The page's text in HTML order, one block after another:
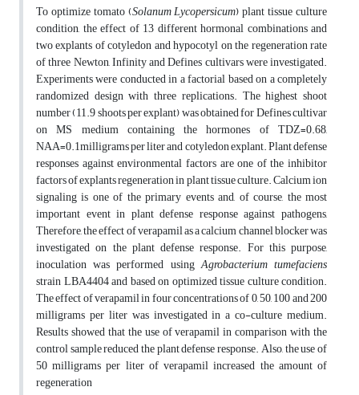
To optimize tomato (Solanum Lycopersicum) plant tissue culture
condition, the effect of 13 different hormonal combinations and
two explants of cotyledon and hypocotyl on the regeneration rate
of three Newton, Infinity and Defines cultivars were investigated.
Experiments were conducted in a factorial based on a completely
randomized design with three replications. The highest shoot
number (11.9 shoots per explant) was obtained for Defines cultivar
on MS medium containing the hormones of TDZ=0.68,
NAA=0.1milligrams per liter and cotyledon explant. Plant defense
responses against environmental factors are one of the inhibitor
factors of explants regeneration in plant tissue culture. Calcium ion
signaling is one of the primary events and, of course, the most
important event in plant defense response against pathogens,
Therefore, the effect of verapamil as a calcium channel blocker was
investigated on the plant defense response. For this purpose,
inoculation was performed usingAgrobacterium tumefaciens
strain LBA4404 and based on optimized tissue culture condition.
The effect of verapamil in four concentrations of 0, 50, 100 and 200
milligrams per liter was investigated in a co-culture medium.
Results showed that the use of verapamil in comparison with the
control sample reduced the plant defense response. Also, the use of
50 milligrams per liter of verapamil increased the amount of
regeneration